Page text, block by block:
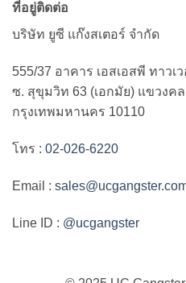
ที่อยู่ติดต่อ
บริษัท ยูซี แก๊งสเตอร์ จำกัด
555/37 อาคาร เอสเอสพี ทาวเ
ซ. สุขุมวิท 63 (เอกมัย) แขวงค
กรุงเทพมหานคร 10110
โทร : 02-026-6220
Email :
Line ID : @ucgangster